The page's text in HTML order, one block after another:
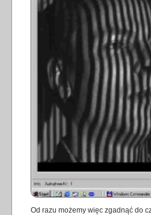
Od razu możemy więc zgadnąć do